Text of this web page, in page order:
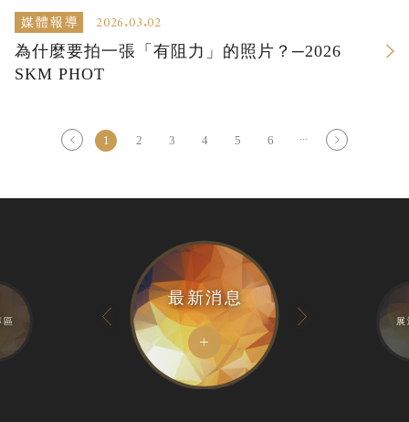
媒體報導 2026.03.02
為什麼要拍一張「有阻力」的照片？─2026
SKM PHOT
1 2 3 4 5 6
區
最新消息